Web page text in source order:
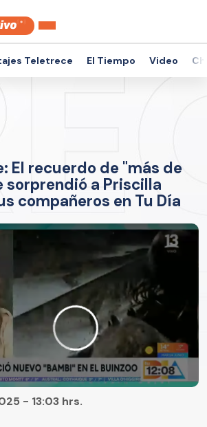
Teletrece El Tiempo Video
El recuerdo de "más de
sorprendió a Priscilla
compañeros en Tu Día
- 13:03 hrs.